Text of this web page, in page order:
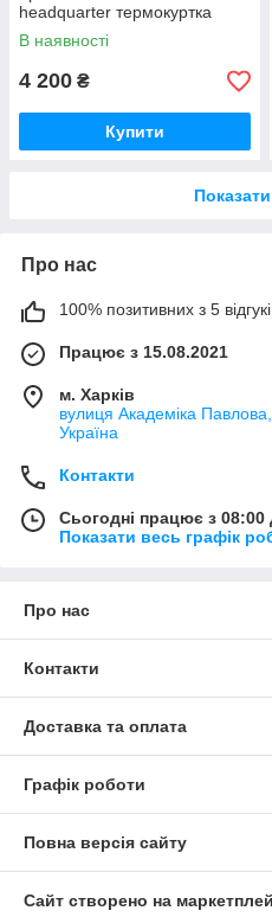
headquarter термокуртка
гірськолижна тепла на зиму
В наявності
4 200 ₴
Купити
Про нас
100% позитивних з 5
Працює з 15.08.2021
м. Харків
вулиця Академіка
Україна
Контакти
Сьогодні працює з 08:00
Показати весь графік
Про нас
Контакти
Доставка та оплата
Графік роботи
Повна версія сайту
Сайт створено на